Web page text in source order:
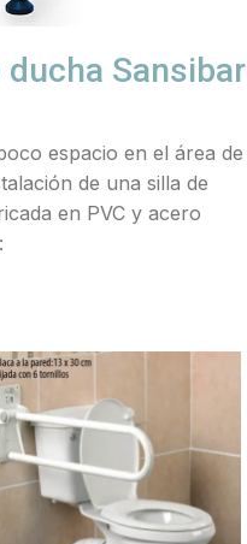
Sansibar
espacio en el área de
de una silla de
en PVC y acero